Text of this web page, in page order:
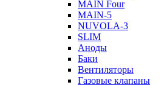
MAIN Four
MAIN-5
NUVOLA-3
SLIM
Аноды
Баки
Вентиляторы
Газовые клапаны